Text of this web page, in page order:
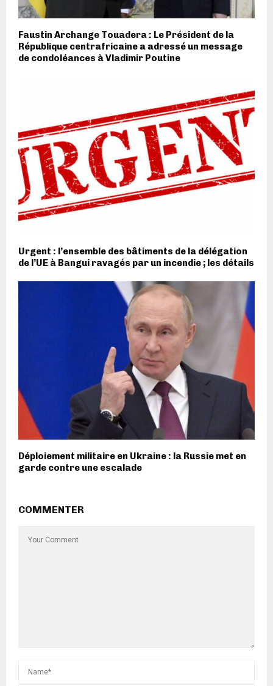
Faustin Archange Touadera : Le Président de la
République centrafricaine a adressé un message
de condoléances à Vladimir Poutine
Urgent : l’ensemble des bâtiments de la délégation
de l’UE à Bangui ravagés par un incendie ; les détails
Déploiement militaire en Ukraine : la Russie met en
garde contre une escalade
COMMENTER